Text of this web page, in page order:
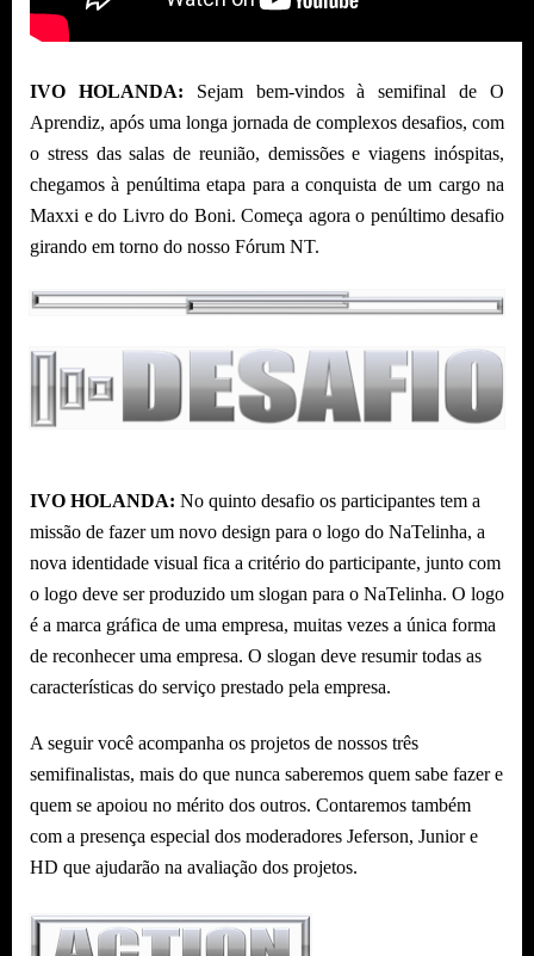
IVO HOLANDA: Sejam bem-vindos à semifinal de O
Aprendiz, após uma longa jornada de complexos desafios, com
o stress das salas de reunião, demissões e viagens inóspitas,
chegamos à penúltima etapa para a conquista de um cargo na
Maxxi e do Livro do Boni. Começa agora o penúltimo desafio
girando em torno do nosso Fórum NT.
IVO HOLANDA: No quinto desafio os participantes tem a
missão de fazer um novo design para o logo do NaTelinha, a
nova identidade visual fica a critério do participante, junto com
o logo deve ser produzido um slogan para o NaTelinha. O logo
é a marca gráfica de uma empresa, muitas vezes a única forma
de reconhecer uma empresa. O slogan deve resumir todas as
características do serviço prestado pela empresa.
A seguir você acompanha os projetos de nossos três
semifinalistas, mais do que nunca saberemos quem sabe fazer e
quem se apoiou no mérito dos outros. Contaremos também
com a presença especial dos moderadores Jeferson, Junior e
HD que ajudarão na avaliação dos projetos.